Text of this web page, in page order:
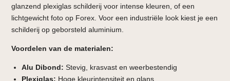
glanzend plexiglas schilderij voor intense kleuren, of een
lichtgewicht foto op Forex. Voor een industriële look kiest je een
schilderij op geborsteld aluminium.
Voordelen van de materialen:
Alu Dibond: Stevig, krasvast en weerbestendig
Plexiglas: Hoge kleurintensiteit en glans